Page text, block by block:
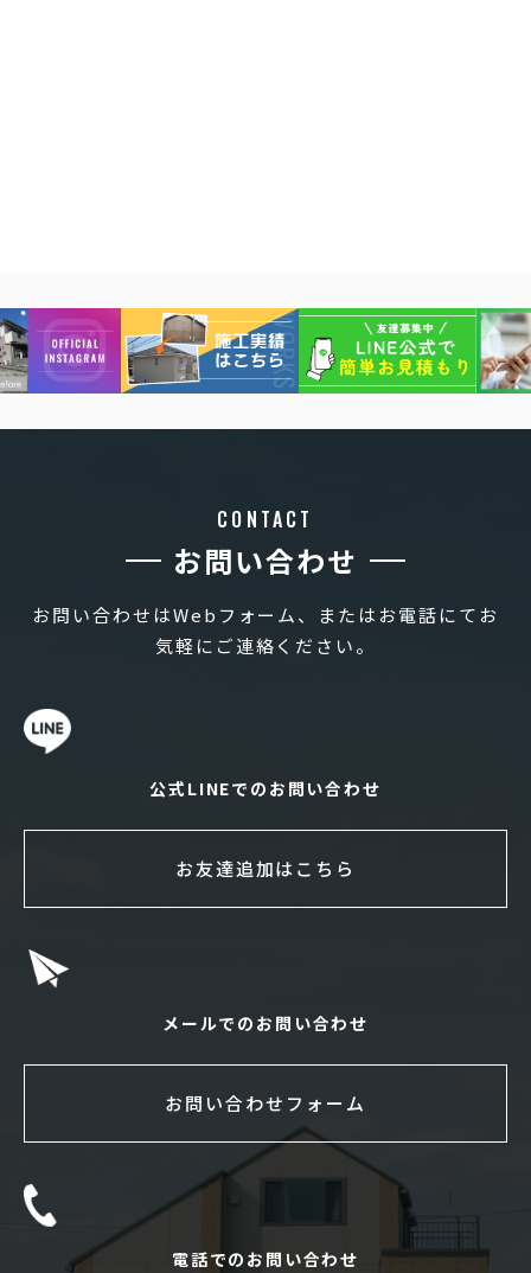
CONTACT
お問い合わせ
お問い合わせはWebフォーム、またはお電話にてお
気軽にご連絡ください。
公式LINEでのお問い合わせ
お友達追加はこちら
メールでのお問い合わせ
お問い合わせフォーム
電話でのお問い合わせ